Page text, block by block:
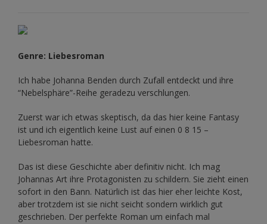
Genre: Liebesroman
Ich habe Johanna Benden durch Zufall entdeckt und ihre
“Nebelsphäre”-Reihe geradezu verschlungen.
Zuerst war ich etwas skeptisch, da das hier keine Fantasy
ist und ich eigentlich keine Lust auf einen 0 8 15 –
Liebesroman hatte.
Das ist diese Geschichte aber definitiv nicht. Ich mag
Johannas Art ihre Protagonisten zu schildern. Sie zieht einen
sofort in den Bann. Natürlich ist das hier eher leichte Kost,
aber trotzdem ist sie nicht seicht sondern wirklich gut
geschrieben. Der perfekte Roman um einfach mal